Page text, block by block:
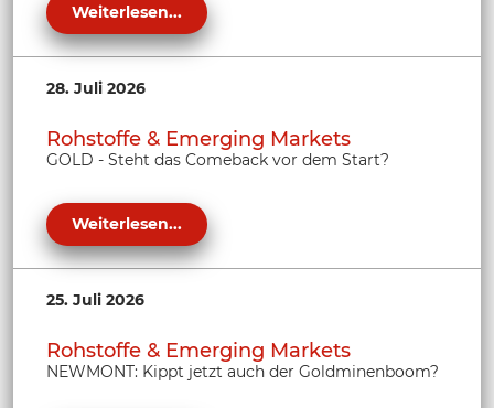
Weiterlesen...
28. Juli 2026
Rohstoffe & Emerging Markets
GOLD - Steht das Comeback vor dem Start?
Weiterlesen...
25. Juli 2026
Rohstoffe & Emerging Markets
NEWMONT: Kippt jetzt auch der Goldminenboom?